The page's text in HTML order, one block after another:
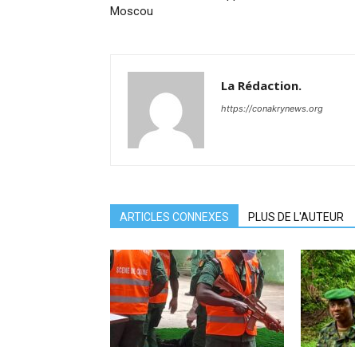
Moscou
La Rédaction.
https://conakrynews.org
ARTICLES CONNEXES PLUS DE L'AUTEUR